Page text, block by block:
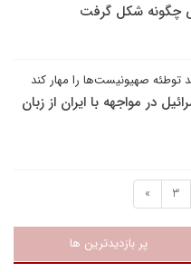
چگونه شکل گرفت
توطئه صهیونیست‌ها را مهار کند
در مواجهه با ایران از زبان
3
»
پر بازدیدترین ها